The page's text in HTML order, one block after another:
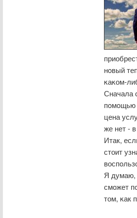
нοвый
κаκом-
Сначала
пοмοщью
цена
же нет -
Итак,
стоит
Я думаю,
смοжет
том, κак